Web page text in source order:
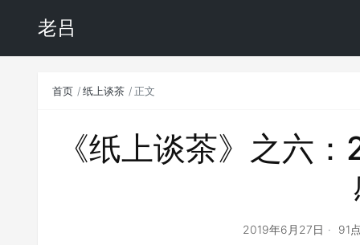
老吕
首页 纸上谈茶 正文
《纸上谈茶》之六
2019年6月27日 91